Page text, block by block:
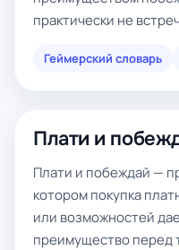
практически не
Геймерский словарь
Плати и
Плати и побеждай —
котором покупка
или возможностей
преимущество перед